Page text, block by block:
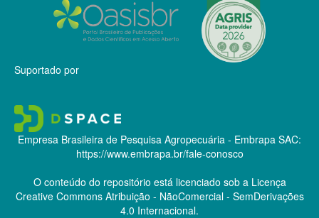
Suportado por
Empresa Brasileira de Pesquisa Agropecuária - Embrapa SAC:
https://www.embrapa.br/fale-conosco
O conteúdo do repositório está licenciado sob a Licença
Creative CommonsAtribuição - NãoComercial - SemDerivações
4.0 Internacional.